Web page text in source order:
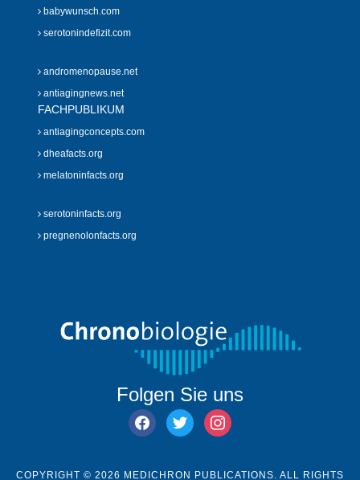
babywunsch.com
serotonindefizit.com
andromenopause.net
antiagingnews.net
FACHPUBLIKUM
antiagingconcepts.com
dheafacts.org
melatoninfacts.org
serotoninfacts.org
pregnenolonfacts.org
Folgen Sie uns
facebook
twitter instagram
COPYRIGHT © 2026 MEDICHRON PUBLICATIONS. ALL RIGHTS